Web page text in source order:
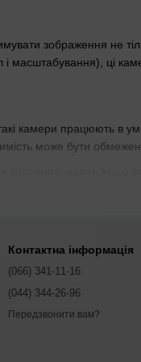
зображення не
масштабування), ці
камери працюють в
може бути
такі як
інтегруються в
кількість
показниками.
Контактна інформація
(066) 341-11-16
(044) 344-26-96
Передзвонити вам?